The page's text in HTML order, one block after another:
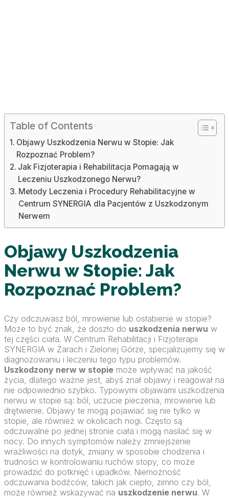
Table of Contents
Objawy Uszkodzenia Nerwu w Stopie: Jak
Rozpoznać Problem?
Jak Fizjoterapia i Rehabilitacja Pomagają w
Leczeniu Uszkodzonego Nerwu?
Metody Leczenia i Procedury Rehabilitacyjne w
Centrum SYNERGIA dla Pacjentów z Uszkodzonym
Nerwem
Objawy Uszkodzenia
Nerwu w Stopie: Jak
Rozpoznać Problem?
Czy odczuwasz ból, mrowienie lub osłabienie w stopie?
Może to być znak, że doszło do uszkodzenia nerwu w
tej części ciała. W Centrum Rehabilitacji i Fizjoterapii
SYNERGIA w Żarach i Zielonej Górze, specjalizujemy się w
diagnozowaniu i leczeniu tego typu problemów.
Uszkodzony nerw w stopie może wpływać na jakość
życia, dlatego ważne jest, abyś znał objawy i reagował na
nie odpowiednio szybko. Typowymi objawami uszkodzenia
nerwu w stopie są: ból, uczucie pieczenia, mrowienie lub
drętwienie. Objawy te mogą pojawiać się nie tylko w
stopie, ale również w okolicach nogi. Często są
odczuwalne po jednej stronie ciała i mogą nasilać się w
nocy. Do innych symptomów należy zmniejszenie
wrażliwości na dotyk, zmiany w sposobie chodzenia i
trudności w kontrolowaniu ruchów stopy, co może
prowadzić do potknięć i upadków. Niemożność
odczuwania bodźców, takich jak ciepło, zimno czy ból,
może również wskazywać na uszkodzenie nerwu. W